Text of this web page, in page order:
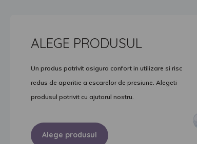
ALEGE PRODUSUL
Un produs potrivit asigura confort in utilizare si risc
redus de aparitie a escarelor de presiune. Alegeti
produsul potrivit cu ajutorul nostru.
Alege produsul